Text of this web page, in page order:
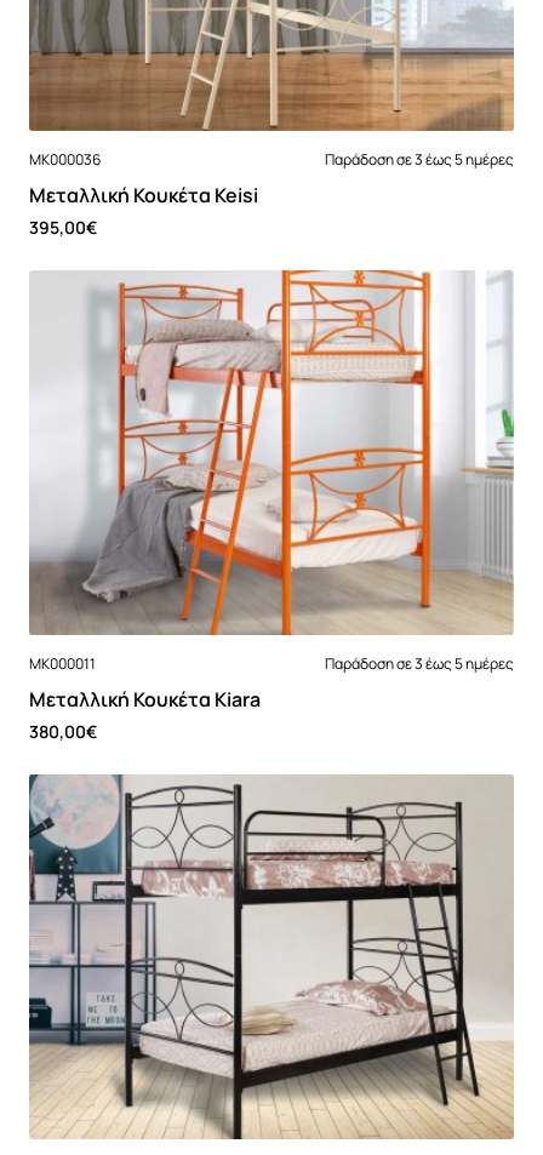
MK000036 Παράδοση σε 3 έως 5 ημέρες
Μεταλλική Κουκέτα Keisi
395,00€
MK000011 Παράδοση σε 3 έως 5 ημέρες
Μεταλλική Κουκέτα Kiara
380,00€